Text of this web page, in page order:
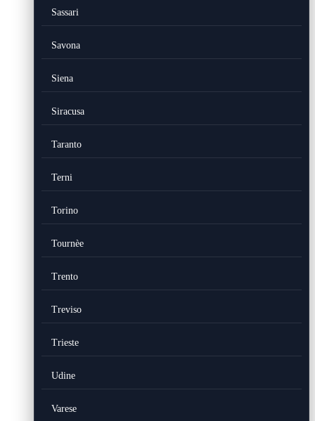
Sassari
Savona
Siena
Siracusa
Taranto
Terni
Torino
Tournèe
Trento
Treviso
Trieste
Udine
Varese